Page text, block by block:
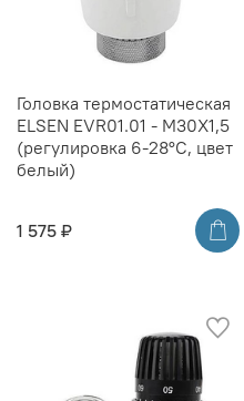
Головка термостатическая
ELSEN EVR01.01 - M30X1,5
(регулировка 6-28°C, цвет
белый)
1 575 ₽